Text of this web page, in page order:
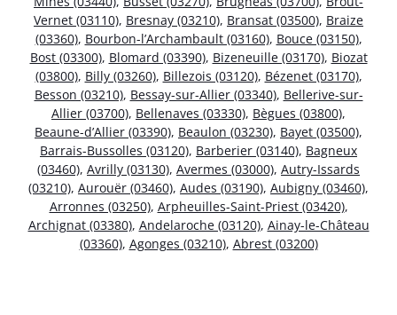
Vernet (03110), Bresnay (03210), Bransat (03500), Braize
(03360), Bourbon-l’Archambault (03160), Bouce (03150),
Bost (03300), Blomard (03390), Bizeneuille (03170), Biozat
(03800), Billy (03260), Billezois (03120), Bézenet (03170),
Besson (03210), Bessay-sur-Allier (03340), Bellerive-sur-
Allier (03700), Bellenaves (03330), Bègues (03800),
Beaune-d’Allier (03390), Beaulon (03230), Bayet (03500),
Barrais-Bussolles (03120), Barberier (03140), Bagneux
(03460), Avrilly (03130), Avermes (03000), Autry-Issards
(03210), Aurouër (03460), Audes (03190), Aubigny (03460),
Arronnes (03250), Arpheuilles-Saint-Priest (03420),
Archignat (03380), Andelaroche (03120), Ainay-le-Château
(03360), Agonges (03210), Abrest (03200)